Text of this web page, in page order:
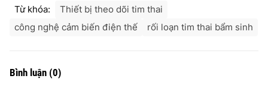
Cơ quan báo chí:Thời báo VTV
Giấy phép hoạt động báo in và báo điện tử số 483/GP-BTTTT
cấp ngày 29/12/2023
Phó Tổng Biên tập:
Nguyễn Trọng Ninh
Từ khóa:
Thiết bị theo dõi tim thai
công nghệ cảm biến điện thế
rối loạn tim thai bẩm sinh
Bình luận (0)